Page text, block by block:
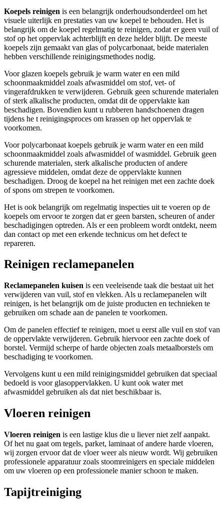
Koepels reinigen is een belangrijk onderhoudsonderdeel om het
visuele uiterlijk en prestaties van uw koepel te behouden. Het is
belangrijk om de koepel regelmatig te reinigen, zodat er geen vuil of
stof op het oppervlak achterblijft en deze helder blijft. De meeste
koepels zijn gemaakt van glas of polycarbonaat, beide materialen
hebben verschillende reinigingsmethodes nodig.
Voor glazen koepels gebruik je warm water en een mild
schoonmaakmiddel zoals afwasmiddel om stof, vet- of
vingerafdrukken te verwijderen. Gebruik geen schurende materialen
of sterk alkalische producten, omdat dit de oppervlakte kan
beschadigen. Bovendien kunt u rubberen handschoenen dragen
tijdens he t reinigingsproces om krassen op het oppervlak te
voorkomen.
Voor polycarbonaat koepels gebruik je warm water en een mild
schoonmaakmiddel zoals afwasmiddel of wasmiddel. Gebruik geen
schurende materialen, sterk alkalische producten of andere
agressieve middelen, omdat deze de oppervlakte kunnen
beschadigen. Droog de koepel na het reinigen met een zachte doek
of spons om strepen te voorkomen.
Het is ook belangrijk om regelmatig inspecties uit te voeren op de
koepels om ervoor te zorgen dat er geen barsten, scheuren of ander
beschadigingen optreden. Als er een probleem wordt ontdekt, neem
dan contact op met een erkende technicus om het defect te
repareren.
Reinigen reclamepanelen
Reclamepanelen kuisen is een veeleisende taak die bestaat uit het
verwijderen van vuil, stof en vlekken. Als u reclamepanelen wilt
reinigen, is het belangrijk om de juiste producten en technieken te
gebruiken om schade aan de panelen te voorkomen.
Om de panelen effectief te reinigen, moet u eerst alle vuil en stof van
de oppervlakte verwijderen. Gebruik hiervoor een zachte doek of
borstel. Vermijd scherpe of harde objecten zoals metaalborstels om
beschadiging te voorkomen.
Vervolgens kunt u een mild reinigingsmiddel gebruiken dat speciaal
bedoeld is voor glasoppervlakken. U kunt ook water met
afwasmiddel gebruiken als dat niet beschikbaar is.
Vloeren reinigen
Vloeren reinigen is een lastige klus die u liever niet zelf aanpakt.
Of het nu gaat om tegels, parket, laminaat of andere harde vloeren,
wij zorgen ervoor dat de vloer weer als nieuw wordt. Wij gebruiken
professionele apparatuur zoals stoomreinigers en speciale middelen
om uw vloeren op een professionele manier schoon te maken.
Tapijtreiniging